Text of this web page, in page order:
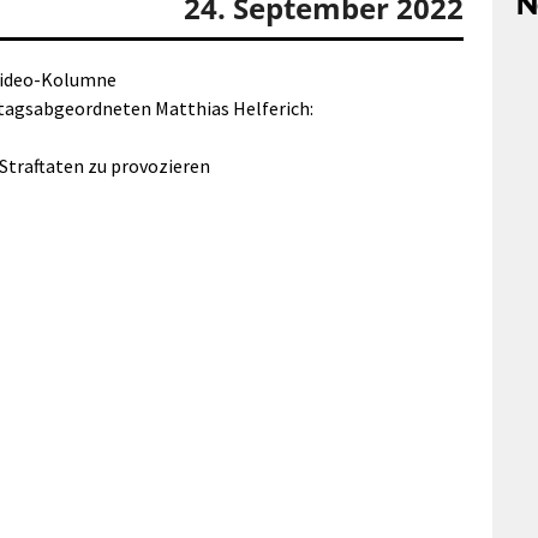
Kolumne
Matthias Helferich:
zu provozieren